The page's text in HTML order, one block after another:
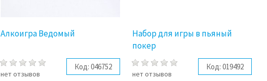
Алкоигра Ведомый
нет отзывов
Код: 046752
Набор для игры в пьяный
покер
нет отзывов
Код: 019492